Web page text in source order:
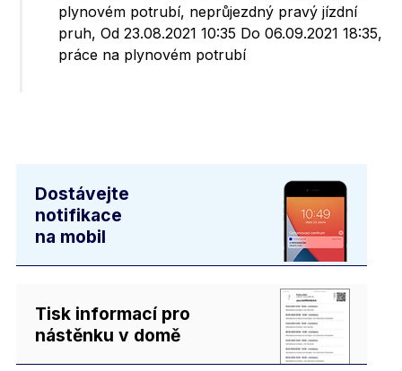
plynovém potrubí, neprůjezdný pravý jízdní
pruh, Od 23.08.2021 10:35 Do 06.09.2021 18:35,
práce na plynovém potrubí
Dostávejte
notifikace
na mobil
Tisk informací pro
nástěnku v domě